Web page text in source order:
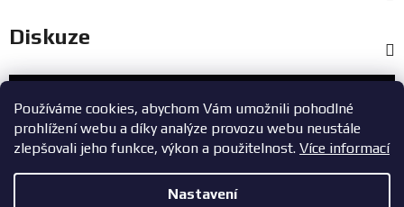
Používáme cookies, abychom Vám umožnili pohodlné
prohlížení webu a díky analýze provozu webu neustále
zlepšovali jeho funkce, výkon a použitelnost. Více informací
Nastavení
Diskuze
Zákaznický servis
+420 603 785 748